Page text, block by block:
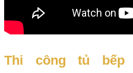
Thi công tủ bếp